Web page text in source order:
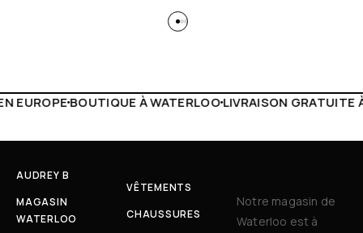
LIVRAISON GRATUITE À PARTIR DE 150€LIVE
AUDREY B
MAGASIN
WATERLOO
VÊTEMENTS
CHAUSSURES
Notre magasin de
Waterloo est à